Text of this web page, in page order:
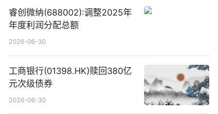
睿创微纳(688002):调整2025年
年度利润分配总额
2026-06-30
工商银行(01398.HK)赎回380亿
元次级债券
2026-06-30